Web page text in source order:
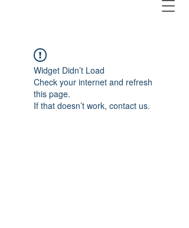
Widget Didn’t Load
Check your internet and refresh
this page.
If that doesn’t work, contact us.